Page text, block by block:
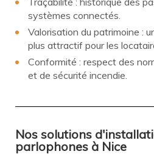
systèmes connectés.
Valorisation du patrimoine :
plus attractif pour les
Conformité : respect des
et de sécurité incendie.
Nos solutions
parlophones à Nice